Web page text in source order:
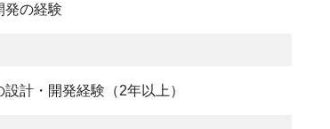
発の経験
計・開発経験（2年以上）